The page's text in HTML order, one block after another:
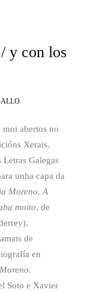
y con los
abertos no
Xerais.
Galegas
unha capa da
Moreno. A
moito, de
de
en
Soto e Xavier